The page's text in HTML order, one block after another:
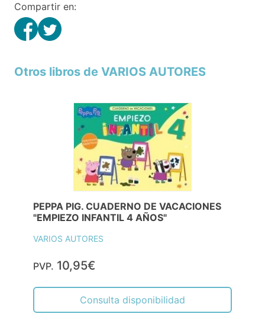
Compartir en:
Otros libros de VARIOS AUTORES
PEPPA PIG. CUADERNO DE VACACIONES
"EMPIEZO INFANTIL 4 AÑOS"
VARIOS AUTORES
PVP. 10,95€
Consulta disponibilidad